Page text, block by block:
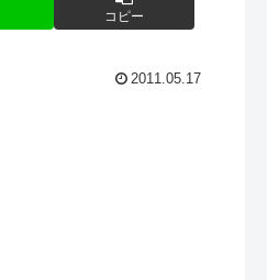
コピー
2011.05.17